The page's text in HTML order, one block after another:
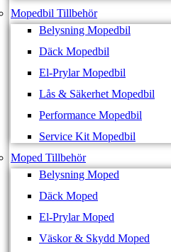
Mopedbil Tillbehör
Belysning Mopedbil
Däck Mopedbil
El-Prylar Mopedbil
Lås & Säkerhet Mopedbil
Performance Mopedbil
Service Kit Mopedbil
Moped Tillbehör
Belysning Moped
Däck Moped
El-Prylar Moped
Väskor & Skydd Moped